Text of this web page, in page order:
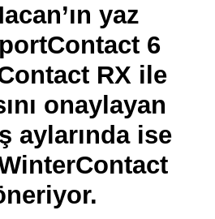
yaz
6
RX ile
onaylayan
aylarında ise